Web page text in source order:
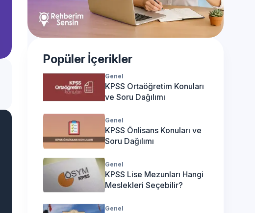
Popüler İçerikler
Genel
KPSS Ortaöğretim Konuları
ve Soru Dağılımı
Genel
KPSS Önlisans Konuları ve
Soru Dağılımı
Genel
KPSS Lise Mezunları Hangi
Meslekleri Seçebilir?
Genel